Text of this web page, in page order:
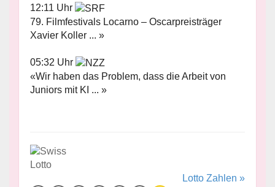
12:11 Uhr
79. Filmfestivals Locarno – Oscarpreisträger
Xavier Koller ... »
05:32 Uhr
«Wir haben das Problem, dass die Arbeit von
Juniors mit KI ... »
Lotto Zahlen »